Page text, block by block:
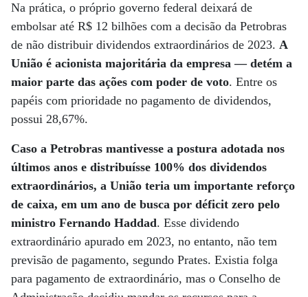
Na prática, o próprio governo federal deixará de
embolsar até R$ 12 bilhões com a decisão da Petrobras
de não distribuir dividendos extraordinários de 2023. A
União é acionista majoritária da empresa — detém a
maior parte das ações com poder de voto. Entre os
papéis com prioridade no pagamento de dividendos,
possui 28,67%.
Caso a Petrobras mantivesse a postura adotada nos
últimos anos e distribuísse 100% dos dividendos
extraordinários, a União teria um importante reforço
de caixa, em um ano de busca por déficit zero pelo
ministro Fernando Haddad. Esse dividendo
extraordinário apurado em 2023, no entanto, não tem
previsão de pagamento, segundo Prates. Existia folga
para pagamento de extraordinário, mas o Conselho de